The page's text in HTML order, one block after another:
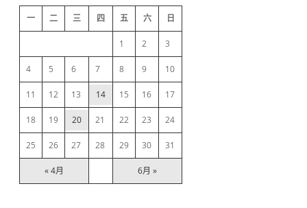
d
b
a
r
一 二 三 四 五 六 日
« 4月 6月 »
1 2 3
4 5 6 7 8 9 10
11 12 13 14 15 16 17
18 19 20 21 22 23 24
25 26 27 28 29 30 31